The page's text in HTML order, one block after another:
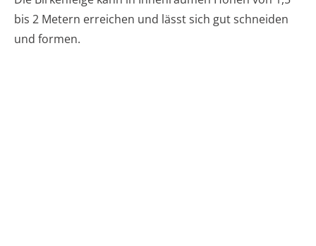
bis 2 Metern erreichen und lässt sich gut schneiden
und formen.